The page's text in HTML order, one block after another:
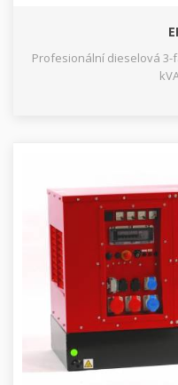
Profesionální dieselová